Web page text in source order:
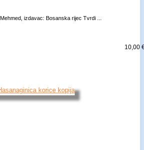
izdavac: Bosanska rijec Tvrdi ...
10,00